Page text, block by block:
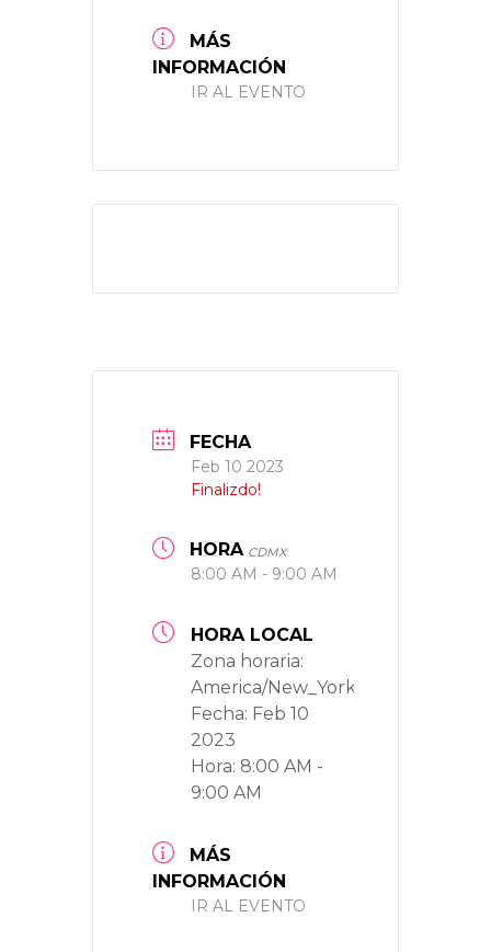
MÁS
INFORMACIÓN
IR AL EVENTO
FECHA
Feb 10 2023
Finalizdo!
HORA CDMX
8:00 AM - 9:00 AM
HORA LOCAL
Zona horaria:
America/New_York
Fecha: Feb 10
2023
Hora: 8:00 AM -
9:00 AM
MÁS
INFORMACIÓN
IR AL EVENTO